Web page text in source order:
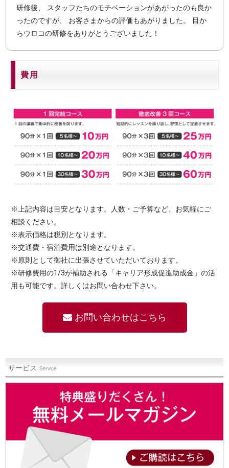
研修後、 スタッフたちのモチベーションがあがったのも良か
ったのですが、 お客さまからの評価もあがりました。 目か
らウロコの研修をありがとうございました！
費用
※上記内容は目安となります。人数・ご予算など、お気軽にご
相談ください。
※表示価格は税別となります。
※交通費・宿泊費用は別途となります。
※原則として御社に出張させていただいております。
※研修費用の1/3が補助される「キャリア形成促進助成金」の活
用も可能です。詳しくはお問い合わせ下さい。
お問い合わせはこちら
サービス Service